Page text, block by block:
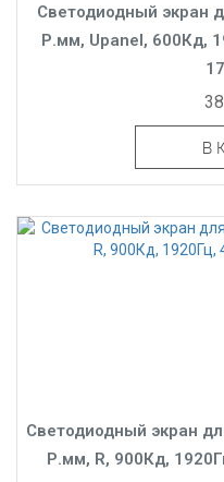
Светодиодный экран
Р.мм, Upanel, 600Кд,
В
Светодиодный экран
Р.мм, R, 900Кд,